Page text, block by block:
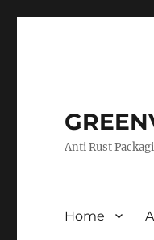
Anti Rust
Home